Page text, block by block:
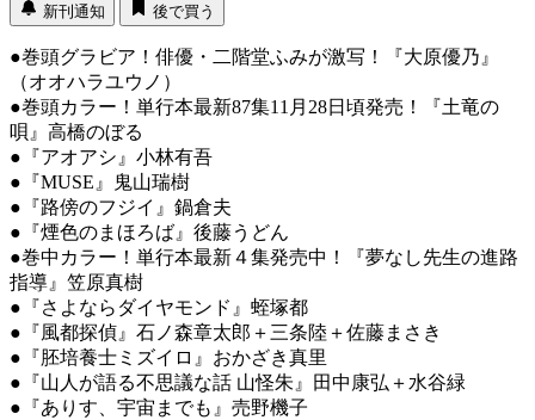
新刊通知 後で買う
●巻頭グラビア！俳優・二階堂ふみが激写！『大原優乃』
（オオハラユウノ）
●巻頭カラー！単行本最新87集11月28日頃発売！『土竜の
唄』高橋のぼる
●『アオアシ』小林有吾
●『MUSE』鬼山瑞樹
●『路傍のフジイ』鍋倉夫
●『煙色のまほろば』後藤うどん
●巻中カラー！単行本最新４集発売中！『夢なし先生の進路
指導』笠原真樹
●『さよならダイヤモンド』蛭塚都
●『風都探偵』石ノ森章太郎＋三条陸＋佐藤まさき
●『胚培養士ミズイロ』おかざき真里
●『山人が語る不思議な話 山怪朱』田中康弘＋水谷緑
●『ありす、宇宙までも』売野機子